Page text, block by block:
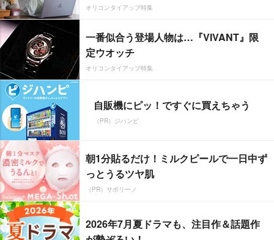
オリコンタイアップ特集
一番似合う登場人物は…『VIVANT』限
定ウオッチ
オリコンタイアップ特集
自販機にピッ！ですぐに買えちゃう
（PR）ジハンピ
朝1分貼るだけ！ミルクピールで一日中ず
っとうるツヤ肌
（PR）サボリーノ
2026年7月夏ドラマも、注目作＆話題作